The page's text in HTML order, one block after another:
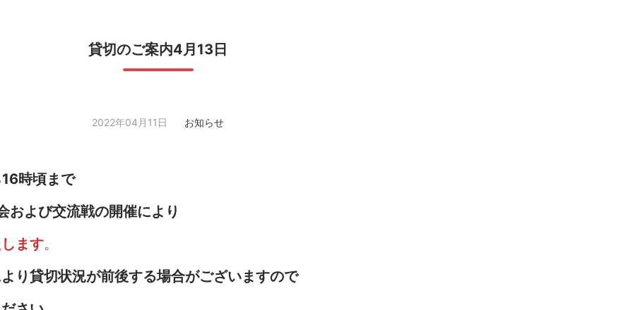
貸切のご案内4月13日
2022年04月11日 お知らせ
時頃まで
および交流戦の開催により
ます。
り貸切状況が前後する場合がございますので